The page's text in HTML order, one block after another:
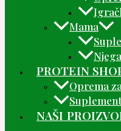
Mama
PROTEIN
Oprema
NAŠI